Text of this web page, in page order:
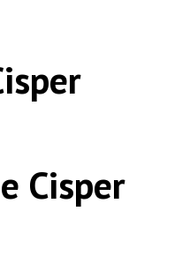
Cisper